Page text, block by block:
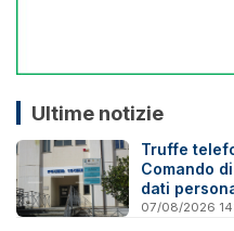
Ultime notizie
Truffe
Comando
dati
07/08/2026